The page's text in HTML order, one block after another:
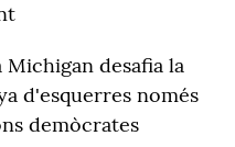
desafia la
d'esquerres només
demòcrates